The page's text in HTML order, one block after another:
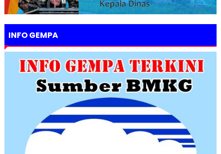
INFO GEMPA